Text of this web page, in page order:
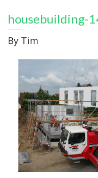
housebuilding-
By Tim